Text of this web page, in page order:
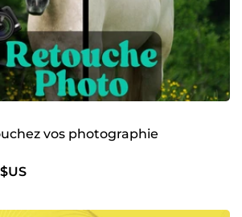
vos photographie